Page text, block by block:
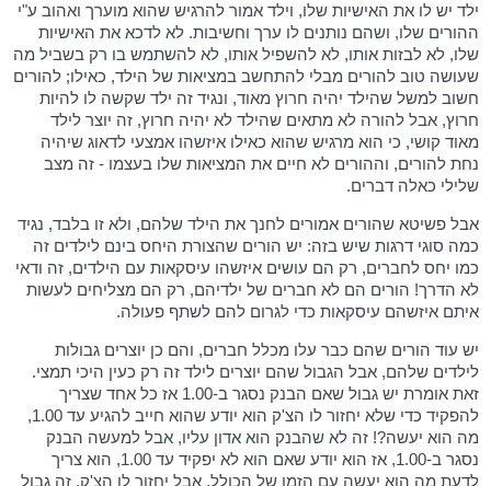
ילד יש לו את האישיות שלו, וילד אמור להרגיש שהוא מוערך ואהוב ע"י
ההורים שלו, ושהם נותנים לו ערך וחשיבות. לא לדכא את האישיות
שלו, לא לבזות אותו, לא להשפיל אותו, לא להשתמש בו רק בשביל מה
שעושה טוב להורים מבלי להתחשב במציאות של הילד, כאילו; להורים
חשוב למשל שהילד יהיה חרוץ מאוד, ונגיד זה ילד שקשה לו להיות
חרוץ, אבל להורה לא מתאים שהילד לא יהיה חרוץ, זה יוצר לילד
מאוד קושי, כי הוא מרגיש שהוא כאילו איזשהו אמצעי לדאוג שיהיה
נחת להורים, וההורים לא חיים את המציאות שלו בעצמו - זה מצב
שלילי כאלה דברים.
אבל פשיטא שהורים אמורים לחנך את הילד שלהם, ולא זו בלבד, נגיד
כמה סוגי דרגות שיש בזה: יש הורים שהצורת היחס בינם לילדים זה
כמו יחס לחברים, רק הם עושים איזשהו עיסקאות עם הילדים, זה ודאי
לא הדרך! הורים הם לא חברים של ילדיהם, רק הם מצליחים לעשות
איתם איזשהם עיסקאות כדי לגרום להם לשתף פעולה.
יש עוד הורים שהם כבר עלו מכלל חברים, והם כן יוצרים גבולות
לילדים שלהם, אבל הגבול שהם יוצרים לילד זה רק כעין היכי תמצי.
זאת אומרת יש גבול שאם הבנק נסגר ב-1.00 אז כל אחד שצריך
להפקיד כדי שלא יחזור לו הצ'ק הוא יודע שהוא חייב להגיע עד 1.00,
מה הוא יעשה?! זה לא שהבנק הוא אדון עליו, אבל למעשה הבנק
נסגר ב-1.00, אז הוא יודע שאם הוא לא יפקיד עד 1.00, הוא צריך
לדעת מה הוא יעשה עם הזמן של הכולל, אבל יחזור לו הצ'ק, זה גבול